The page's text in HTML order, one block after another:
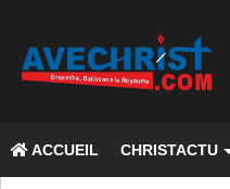
ACCUEIL CHRISTACTU